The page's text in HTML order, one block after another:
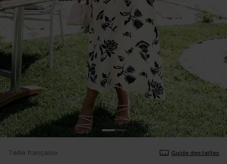
Taille française Guide des tailles